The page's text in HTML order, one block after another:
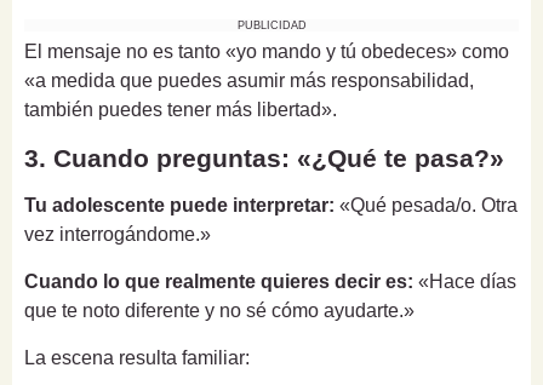
PUBLICIDAD
El mensaje no es tanto «yo mando y tú obedeces» como
«a medida que puedes asumir más responsabilidad,
también puedes tener más libertad».
3. Cuando preguntas: «¿Qué te pasa?»
Tu adolescente puede interpretar: «Qué pesada/o. Otra
vez interrogándome.»
Cuando lo que realmente quieres decir es: «Hace días
que te noto diferente y no sé cómo ayudarte.»
La escena resulta familiar: